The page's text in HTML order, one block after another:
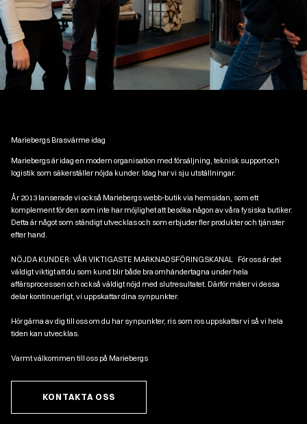
Mariebergs Brasvärme idag
Mariebergs är idag en modern organisation med försäljning, teknisk support och
logistik som säkerställer nöjda kunder. Idag har vi sju utställningar.
År 2013 lanserade vi också Mariebergs webb-butik via hemsidan, som ett
komplement för den som inte har möjlighet att besöka någon av våra fysiska butiker.
Detta är något som ständigt utvecklas och som erbjuder fler produkter och tjänster
efter hand.
NÖJDA KUNDER: VÅR VIKTIGASTE MARKNADSFÖRINGSKANAL För oss är det
väldigt viktigt att du som kund blir både bra omhändertagna under hela
affärsprocessen och också väldigt nöjd med slutresultatet. Därför mäter vi dessa
delar kontinuerligt, vi uppskattar dina synpunkter.
Hör gärna av dig till oss om du har synpunkter, ris som ros uppskattar vi så vi hela
tiden kan utvecklas.
Varmt välkommen till oss på Mariebergs
KONTAKTA OSS